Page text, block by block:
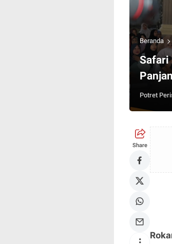
Beranda
Safari
Potret
Share